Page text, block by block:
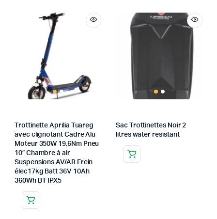
Trottinette Aprilia Tuareg
avec clignotant Cadre Alu
Moteur 350W 19,6Nm Pneu
10” Chambre à air
Suspensions AV/AR Frein
élec17kg Batt 36V 10Ah
360Wh BT IPX5
Sac Trottinettes Noir 2
litres water resistant